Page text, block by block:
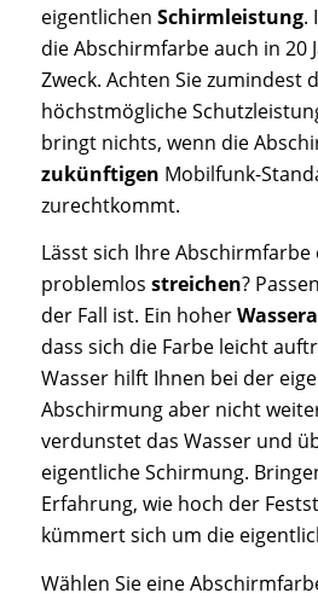
eigentlichen Schirmleistung.
die Abschirmfarbe auch in 20
Zweck. Achten Sie zumindest
höchstmögliche
bringt nichts, wenn die
zukünftigen Mobilfunk-
zurechtkommt.
Lässt sich Ihre Abschirmfarbe
problemlos streichen?
der Fall ist. Ein hoher
dass sich die Farbe leicht
Wasser hilft Ihnen bei der
Abschirmung aber nicht
verdunstet das Wasser und
eigentliche Schirmung.
Erfahrung, wie hoch der
kümmert sich um die
Wählen Sie eine